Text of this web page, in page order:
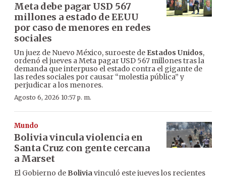
Meta debe pagar USD 567
millones a estado de EEUU
por caso de menores en redes
sociales
Un juez de Nuevo México, suroeste de Estados Unidos,
ordenó el jueves a Meta pagar USD 567 millones tras la
demanda que interpuso el estado contra el gigante de
las redes sociales por causar “molestia pública” y
perjudicar a los menores.
Agosto 6, 2026 10:57 p. m.
Mundo
Bolivia vincula violencia en
Santa Cruz con gente cercana
a Marset
El Gobierno de Boliviavinculó este jueves los recientes